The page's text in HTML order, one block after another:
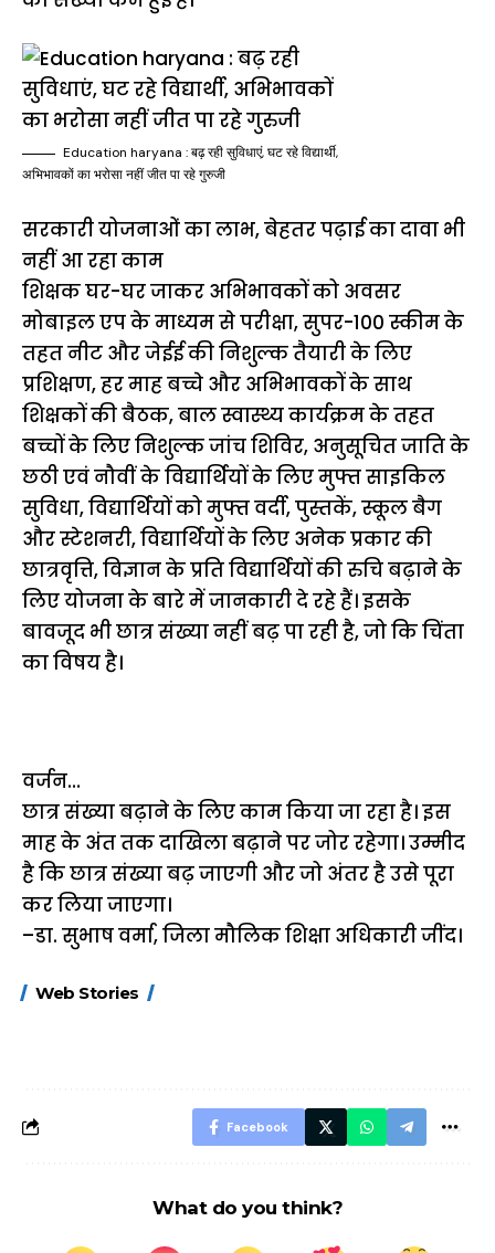
Education haryana : बढ़ रही सुविधाएं, घट रहे विद्यार्थी,
अभिभावकों का भरोसा नहीं जीत पा रहे गुरुजी
सरकारी योजनाओं का लाभ, बेहतर पढ़ाई का दावा भी
नहीं आ रहा काम
शिक्षक घर-घर जाकर अभिभावकों को अवसर
मोबाइल एप के माध्यम से परीक्षा, सुपर-100 स्कीम के
तहत नीट और जेईई की निशुल्क तैयारी के लिए
प्रशिक्षण, हर माह बच्चे और अभिभावकों के साथ
शिक्षकों की बैठक, बाल स्वास्थ्य कार्यक्रम के तहत
बच्चों के लिए निशुल्क जांच शिविर, अनुसूचित जाति के
छठी एवं नौवीं के विद्यार्थियों के लिए मुफ्त साइकिल
सुविधा, विद्यार्थियों को मुफ्त वर्दी, पुस्तकें, स्कूल बैग
और स्टेशनरी, विद्यार्थियों के लिए अनेक प्रकार की
छात्रवृत्ति, विज्ञान के प्रति विद्यार्थियों की रुचि बढ़ाने के
लिए योजना के बारे में जानकारी दे रहे हैं। इसके
बावजूद भी छात्र संख्या नहीं बढ़ पा रही है, जो कि चिंता
का विषय है।
वर्जन…
छात्र संख्या बढ़ाने के लिए काम किया जा रहा है। इस
माह के अंत तक दाखिला बढ़ाने पर जोर रहेगा। उम्मीद
है कि छात्र संख्या बढ़ जाएगी और जो अंतर है उसे पूरा
कर लिया जाएगा।
–डा. सुभाष वर्मा, जिला मौलिक शिक्षा अधिकारी जींद।
Web Stories
FASTag के ये नए
Facebook
What do you think?